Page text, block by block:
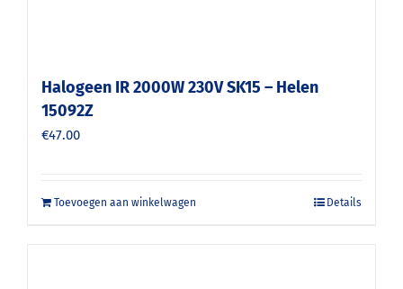
Halogeen IR 2000W 230V SK15 – Helen
15092Z
€47.00
Toevoegen aan winkelwagen Details